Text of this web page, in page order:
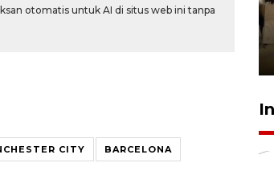
otomatis untuk AI di situs web ini tanpa
CITY BARCELONA
program Kodam